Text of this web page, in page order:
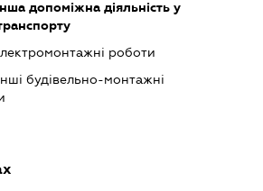
допоміжна діяльність у
роботи
будівельно-монтажні